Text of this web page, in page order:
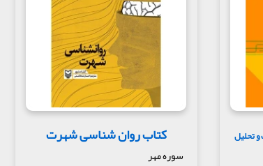
تحلیل کتاب روان شناسی شهرت
سوره مهر